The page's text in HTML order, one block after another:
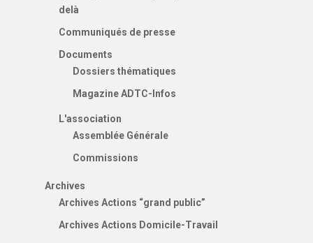
delà
Communiqués de presse
Documents
Dossiers thématiques
Magazine ADTC-Infos
L'association
Assemblée Générale
Commissions
Archives
Archives Actions “grand public”
Archives Actions Domicile-Travail